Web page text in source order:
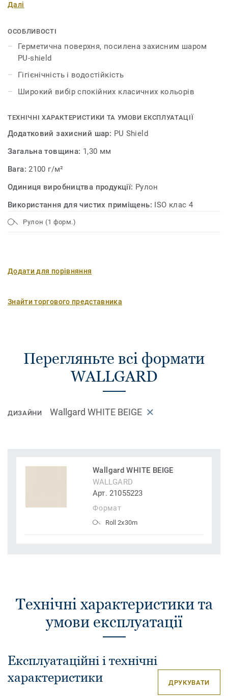
вони мають високий рівень зносостійкості і майже не
іншими покриттями для стін.
Далі
ОСОБЛИВОСТІ
Герметична поверхня, посилена захисним шаром
PU-shield
Гігієнічність і водостійкість
Широкий вибір спокійних класичних кольорів
ТЕХНІЧНІ ХАРАКТЕРИСТИКИ ТА УМОВИ ЕКСПЛУАТАЦІЇ
Додатковий захисний шар: PU Shield
Загальна товщина: 1,30 мм
Вага:2100 г/м²
Одиниця виробництва продукції: Рулон
Використання для чистих приміщень: ISO клас 4
Рулон (1 форм.)
Додати для порівняння
Знайти торгового представника
Перегляньте всі формати
WALLGARD
ДИЗАЙНИ Wallgard WHITE BEIGE
Wallgard WHITE BEIGE
WALLGARD
Арт. 21055223
Формат
Roll 2x30m
Технічні характеристики та
умови експлуатації
Експлуатаційні і технічні
характеристики
ДРУКУВАТИ